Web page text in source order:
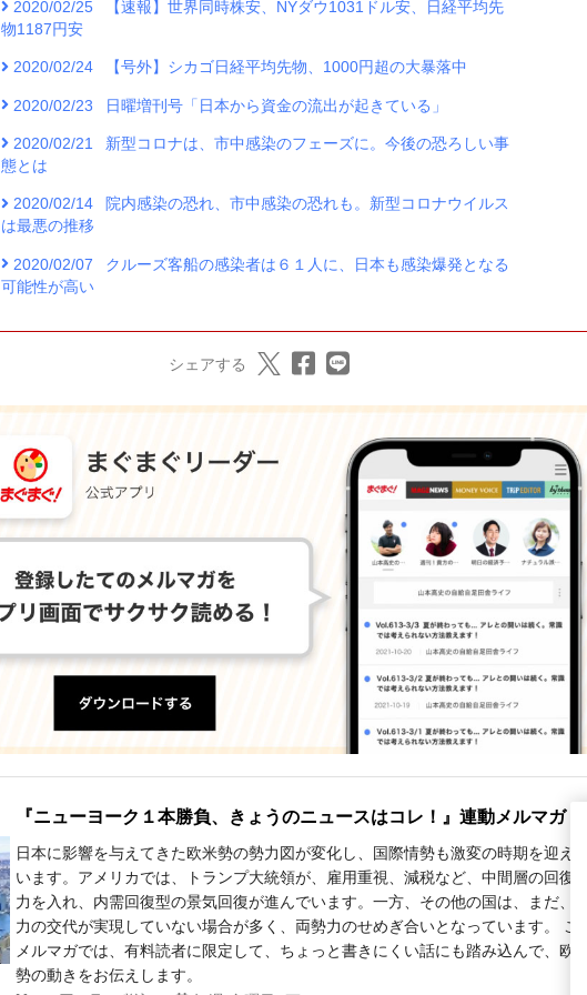
2020/02/25
【速報】世界同時株安、NYダウ1031ドル安、日経平均先
物1187円安
2020/02/24 【号外】シカゴ日経平均先物、1000円超の大暴落中
2020/02/23 日曜増刊号「日本から資金の流出が起きている」
2020/02/21
新型コロナは、市中感染のフェーズに。今後の恐ろしい事
態とは
2020/02/14
院内感染の恐れ、市中感染の恐れも。新型コロナウイルス
は最悪の推移
2020/02/07
クルーズ客船の感染者は６１人に、日本も感染爆発となる
可能性が高い
シェアする
『ニューヨーク１本勝負、きょうのニュースはコレ！』連動メルマガ
日本に影響を与えてきた欧米勢の勢力図が変化し、国際情勢も激変の時期を迎えて
います。アメリカでは、トランプ大統領が、雇用重視、減税など、中間層の回復に
力を入れ、内需回復型の景気回復が進んでいます。一方、その他の国は、まだ、勢
力の交代が実現していない場合が多く、両勢力のせめぎ合いとなっています。 この
メルマガでは、有料読者に限定して、ちょっと書きにくい話にも踏み込んで、欧米
勢の動きをお伝えします。